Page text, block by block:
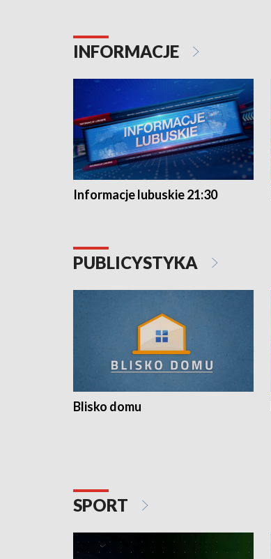
INFORMACJE
Informacje lubuskie 21:30
PUBLICYSTYKA
Blisko domu
SPORT